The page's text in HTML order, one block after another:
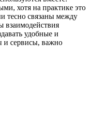
хотя на практике это
тесно связаны между
взаимодействия
удобные и
и сервисы, важно